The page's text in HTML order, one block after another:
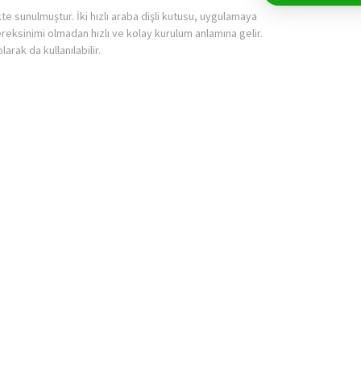
sunulmuştur. İki hızlı araba dişli kutusu, uygulamaya
olmadan hızlı ve kolay kurulum anlamına gelir.
da kullanılabilir.